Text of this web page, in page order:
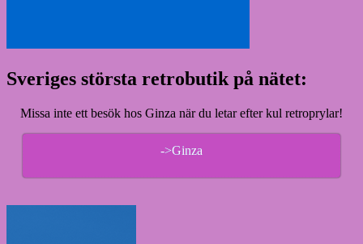
Sveriges största retrobutik på nätet:
Missa inte ett besök hos Ginza när du letar efter kul retroprylar!
->Ginza